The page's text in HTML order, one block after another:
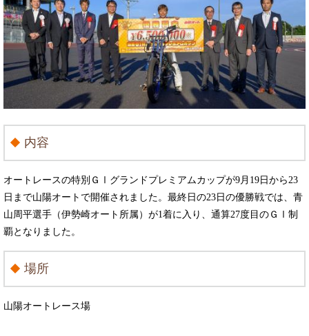
内容
オートレースの特別ＧⅠグランドプレミアムカップが9月19日から23
日まで山陽オートで開催されました。最終日の23日の優勝戦では、青
山周平選手（伊勢崎オート所属）が1着に入り、通算27度目のＧⅠ制
覇となりました。
場所
山陽オートレース場